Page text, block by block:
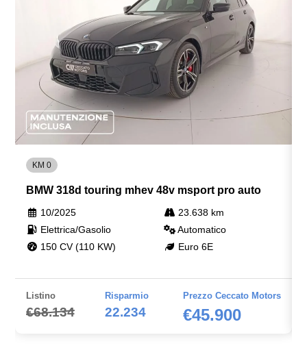
Volante sportivo
KM 0
BMW 318d touring mhev 48v msport pro auto
10/2025
23.638 km
Elettrica/Gasolio
Automatico
150 CV (110 KW)
Euro 6E
Listino
€68.134
Risparmio
22.234
Prezzo Ceccato Motors
€45.900